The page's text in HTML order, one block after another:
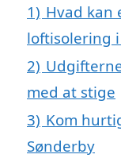
1) Hvad kan
loftisolering
2)
med at stige
3) Kom
Sønderby